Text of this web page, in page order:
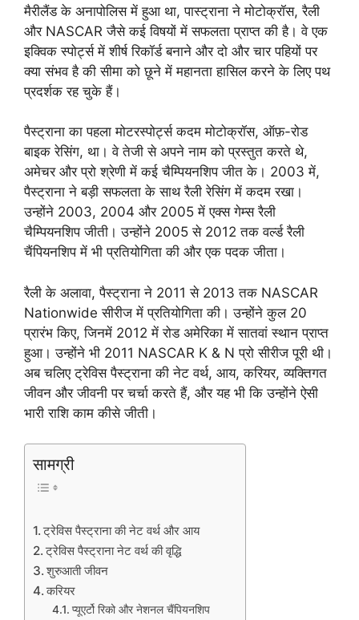
मैरीलैंड के अनापोलिस में हुआ था, पास्ट्राना ने मोटोक्रॉस, रैली
और NASCAR जैसे कई विषयों में सफलता प्राप्त की है। वे एक
इक्विक स्पोर्ट्स में शीर्ष रिकॉर्ड बनाने और दो और चार पहियों पर
क्या संभव है की सीमा को छूने में महानता हासिल करने के लिए पथ
प्रदर्शक रह चुके हैं।
पैस्ट्राना का पहला मोटरस्पोर्ट्स कदम मोटोक्रॉस, ऑफ़-रोड
बाइक रेसिंग, था। वे तेजी से अपने नाम को प्रस्तुत करते थे,
अमेचर और प्रो श्रेणी में कई चैम्पियनशिप जीत के। 2003 में,
पैस्ट्राना ने बड़ी सफलता के साथ रैली रेसिंग में कदम रखा।
उन्होंने 2003, 2004 और 2005 में एक्स गेम्स रैली
चैम्पियनशिप जीती। उन्होंने 2005 से 2012 तक वर्ल्ड रैली
चैंपियनशिप में भी प्रतियोगिता की और एक पदक जीता।
रैली के अलावा, पैस्ट्राना ने 2011 से 2013 तक NASCAR
Nationwide सीरीज में प्रतियोगिता की। उन्होंने कुल 20
प्रारंभ किए, जिनमें 2012 में रोड अमेरिका में सातवां स्थान प्राप्त
हुआ। उन्होंने भी 2011 NASCAR K & N प्रो सीरीज पूरी थी।
अब चलिए ट्रेविस पैस्ट्राना की नेट वर्थ, आय, करियर, व्यक्तिगत
जीवन और जीवनी पर चर्चा करते हैं, और यह भी कि उन्होंने ऐसी
भारी राशि काम कीसे जीती।
सामग्री
ट्रेविस पैस्ट्राना की नेट वर्थ और आय
ट्रेविस पैस्ट्राना नेट वर्थ की वृद्धि
शुरुआती जीवन
करियर
प्यूएर्टो रिको और नेशनल चैंपियनशिप